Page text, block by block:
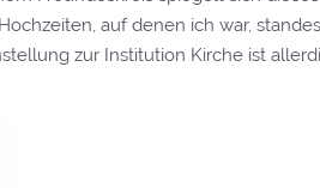
auf denen ich war,
zur Institution Kirche ist